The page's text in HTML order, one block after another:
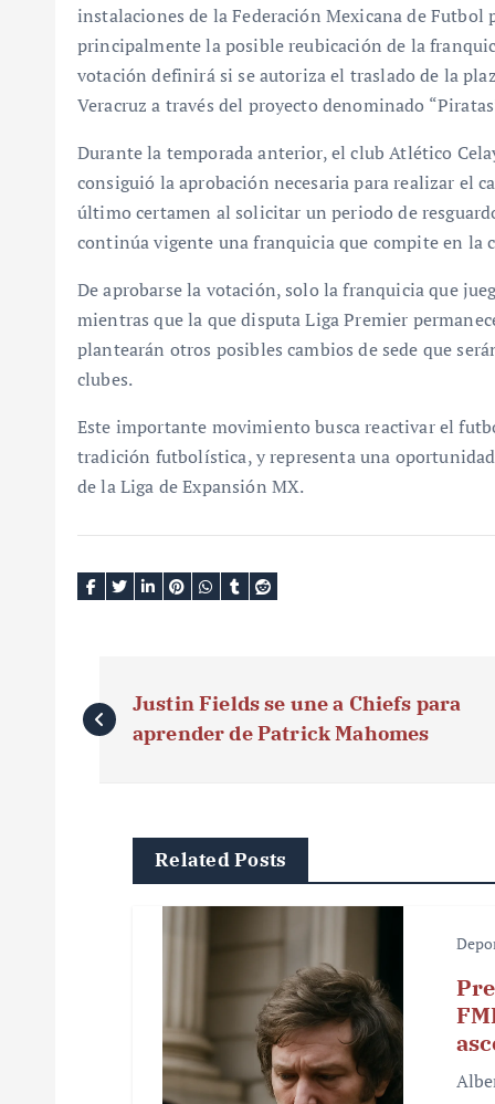
instalaciones de la Federación Mexicana de Futbol
principalmente la posible reubicación de la
votación definirá si se autoriza el traslado de la
Veracruz a través del proyecto denominado
Durante la temporada anterior, el club Atlético
consiguió la aprobación necesaria para realizar el
último certamen al solicitar un periodo de
continúa vigente una franquicia que compite en la
De aprobarse la votación, solo la franquicia que
mientras que la que disputa Liga Premier
plantearán otros posibles cambios de sede que
clubes.
Este importante movimiento busca reactivar el
tradición futbolística, y representa una
de la Liga de Expansión MX.
a
Justin Fields se une a Chiefs para
aprender de Patrick Mahomes
Related Posts